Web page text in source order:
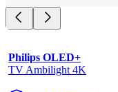
Philips OLED+
TV Ambilight 4K